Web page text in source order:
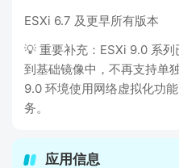
ESXi 6.7 及更早所有版本
💡 重要补充：ESXi 9.0 系
到基础镜像中，不再支持单
9.0 环境使用网络虚拟化功
务。
应用信息